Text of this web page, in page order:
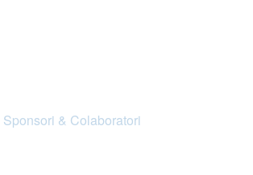
Sponsori & Colaboratori